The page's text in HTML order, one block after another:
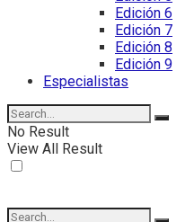
Edición 6
Edición 7
Edición 8
Edición 9
Especialistas
No Result
View All Result